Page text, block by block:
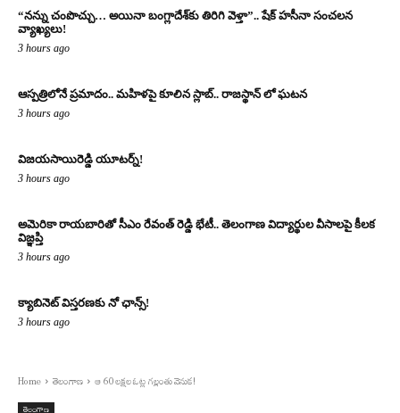
“నన్ను చంపొచ్చు… అయినా బంగ్లాదేశ్‌కు తిరిగి వెళ్తా”.. షేక్ హసీనా సంచలన
వ్యాఖ్యలు!
3 hours ago
ఆస్పత్రిలోనే ప్రమాదం.. మహిళపై కూలిన స్లాబ్‌.. రాజస్థాన్ లో ఘటన
3 hours ago
విజయసాయిరెడ్డి యూటర్న్!
3 hours ago
అమెరికా రాయబారితో సీఎం రేవంత్ రెడ్డి భేటీ.. తెలంగాణ విద్యార్థుల వీసాలపై కీలక
విజ్ఞప్తి
3 hours ago
క్యాబినెట్ విస్తరణకు నో ఛాన్స్!
3 hours ago